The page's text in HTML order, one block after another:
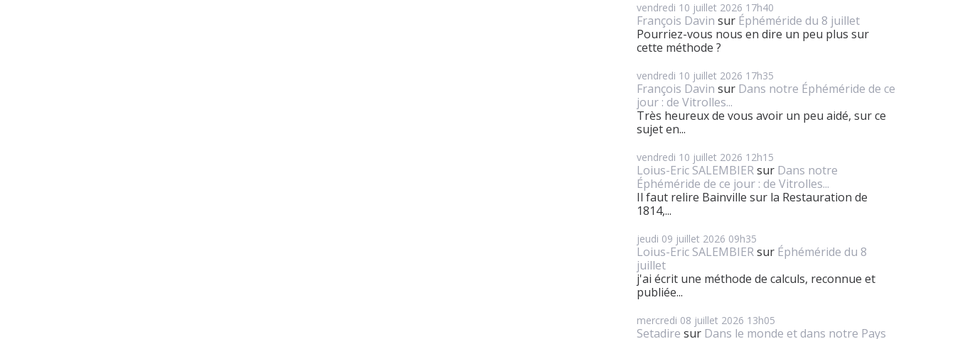
vendredi 10 juillet 2026 17h40
François Davin sur Éphéméride du 8 juillet
Pourriez-vous nous en dire un peu plus sur
cette méthode ?
vendredi 10 juillet 2026 17h35
François Davin sur Dans notre Éphéméride de ce
jour : de Vitrolles...
Très heureux de vous avoir un peu aidé, sur ce
sujet en...
vendredi 10 juillet 2026 12h15
Loius-Eric SALEMBIERsur Dans notre
Éphéméride de ce jour : de Vitrolles...
Il faut relire Bainville sur la Restauration de
1814,...
jeudi 09 juillet 2026 09h35
Loius-Eric SALEMBIERsur Éphéméride du 8
juillet
j'ai écrit une méthode de calculs, reconnue et
publiée...
mercredi 08 juillet 2026 13h05
Setadire sur Dans le monde et dans notre Pays